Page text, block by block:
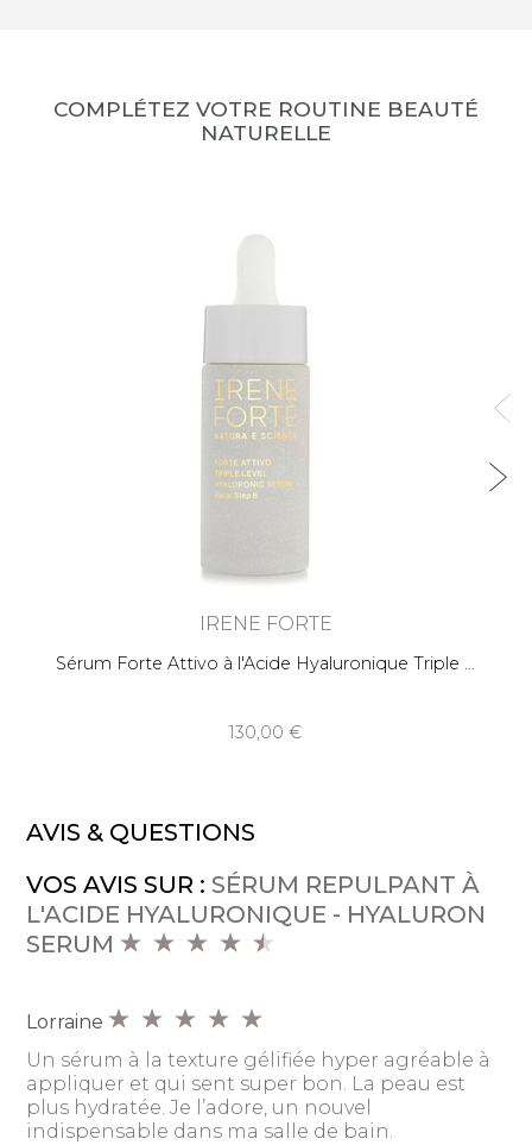
COMPLÉTEZ VOTRE ROUTINE BEAUTÉ
NATURELLE
IRENE FORTE
Sérum Forte Attivo à l'Acide Hyaluronique Triple
130,00
AVIS & QUESTIONS
VOS AVIS SUR : SÉRUM REPULPANT À
L'ACIDE HYALURONIQUE - HYALURON
SERUM
Lorraine
Un sérum à la texture gélifiée hyper agréable à
appliquer et qui sent super bon. La peau est
plus hydratée. Je l’adore, un nouvel
indispensable dans ma salle de bain.